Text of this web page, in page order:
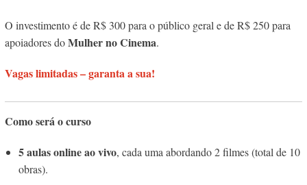
O investimento é de R$ 300 para o público geral e de R$ 250 para
apoiadores doMulher no Cinema.
Vagas limitadas – garanta a sua!
Como será o curso
5 aulas online ao vivo, cada uma abordando 2 filmes (total de 10
obras).